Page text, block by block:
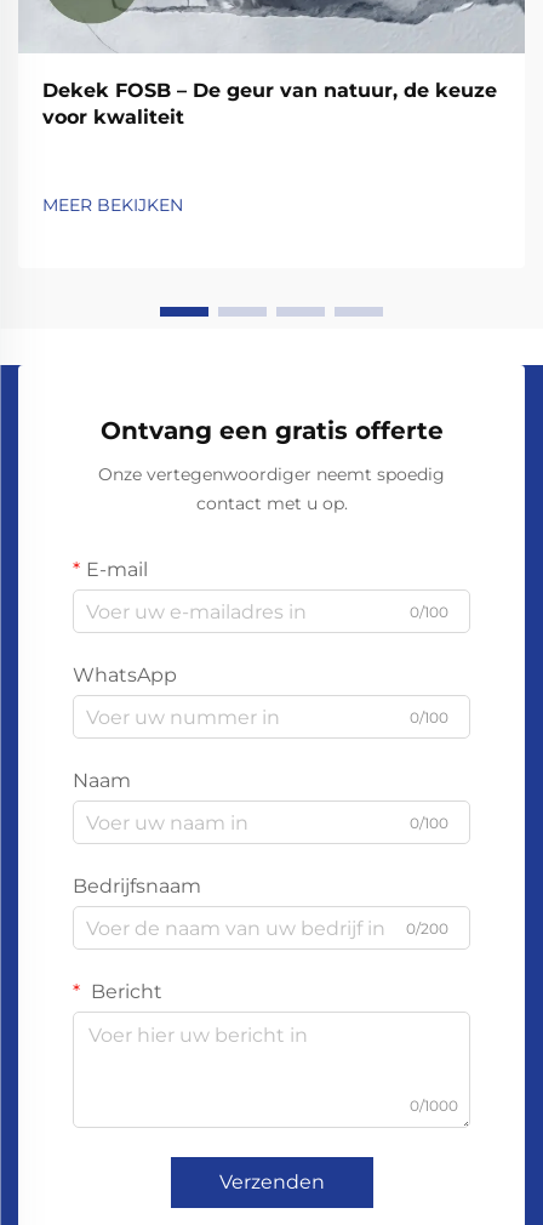
Dekek FOSB – De geur van natuur, de keuze
voor kwaliteit
MEER BEKIJKEN
Ontvang een gratis offerte
Onze vertegenwoordiger neemt spoedig
contact met u op.
E-mail
0/100
WhatsApp
0/100
Naam
0/100
Bedrijfsnaam
0/200
Bericht
0/1000
Verzenden